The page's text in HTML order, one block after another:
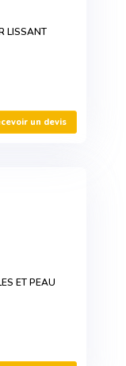
LISSANT
un devis
ET PEAU